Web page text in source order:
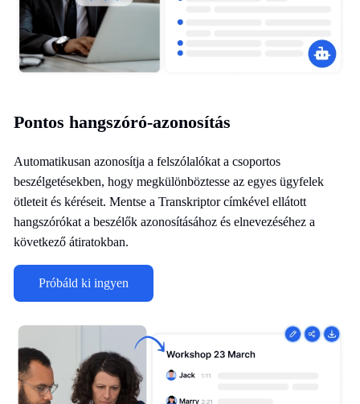
Pontos hangszóró-azonosítás
Automatikusan azonosítja a felszólalókat a csoportos
beszélgetésekben, hogy megkülönböztesse az egyes ügyfelek
ötleteit és kéréseit. Mentse a Transkriptor címkével ellátott
hangszórókat a beszélők azonosításához és elnevezéséhez a
következő átiratokban.
Próbáld ki ingyen